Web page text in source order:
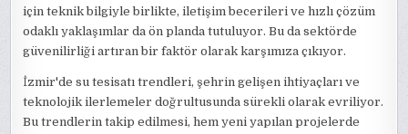
için teknik bilgiyle birlikte, iletişim becerileri ve hızlı çözüm
odaklı yaklaşımlar da ön planda tutuluyor. Bu da sektörde
güvenilirliği artıran bir faktör olarak karşımıza çıkıyor.
İzmir'de su tesisatı trendleri, şehrin gelişen ihtiyaçları ve
teknolojik ilerlemeler doğrultusunda sürekli olarak evriliyor.
Bu trendlerin takip edilmesi, hem yeni yapılan projelerde